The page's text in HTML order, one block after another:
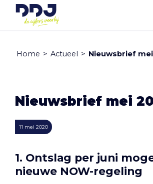
Home > Actueel > Nieuwsbrief
Nieuwsbrief mei
11 mei 2020
1. Ontslag per juni
nieuwe NOW-regeling